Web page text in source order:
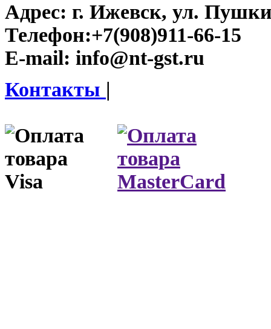
Адрес: г. Ижевск, ул.
Телефон:+7(908)911-66-15
E-mail: info@nt-gst.ru
Контакты |